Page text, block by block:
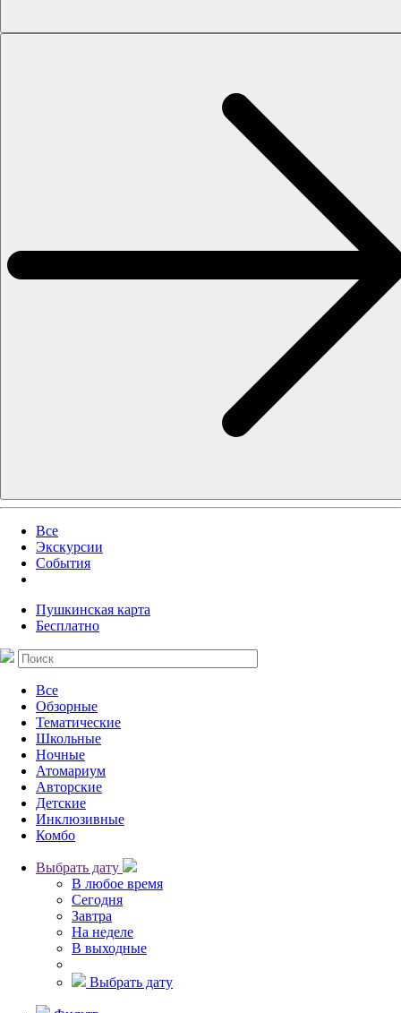
Все
Экскурсии
События
Пушкинская карта
Бесплатно
Все
Обзорные
Тематические
Школьные
Ночные
Атомариум
Авторские
Детские
Инклюзивные
Комбо
Выбрать дату
В любое время
Сегодня
Завтра
На неделе
В выходные
Выбрать дату